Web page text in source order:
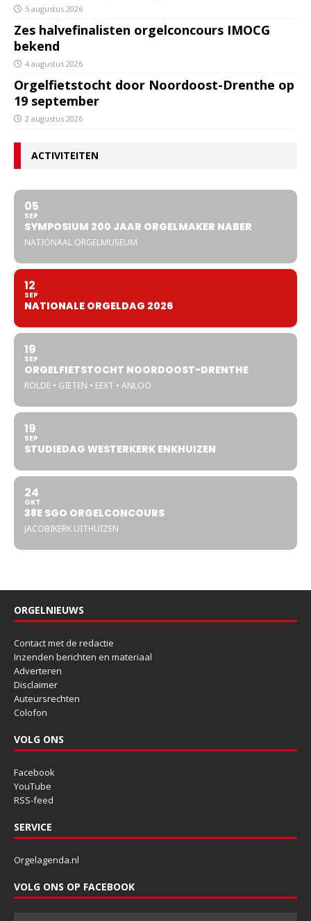
5 augustus 2026
Zes halvefinalisten orgelconcours IMOCG
bekend
4 augustus 2026
Orgelfietstocht door Noordoost-Drenthe op
19 september
2 augustus 2026
ACTIVITEITEN
05
SEP
SYMPOSIUM 200 JAAR ORGELMAKER NABER
NATIONAAL ORGELMUSEUM
12
SEP
NATIONALE ORGELDAG 2026
19
SEP
ORGELFIETSTOCHT NOORDOOST-DRENTHE
ROLDE • GIETEN • EEXT • ANLOO
19
SEP
STUDIEDAG WESTERKERK ENKHUIZEN
24
OKT
38E SGO ORGELCONCOURS
JACOBIKERK UITHUIZEN
ORGELNIEUWS
Contact met de redactie
Inzenden berichten en materiaal
Adverteren
Disclaimer
Auteursrechten
Colofon
VOLG ONS
Facebook
YouTube
RSS-feed
SERVICE
Orgelagenda.nl
VOLG ONS OP FACEBOOK